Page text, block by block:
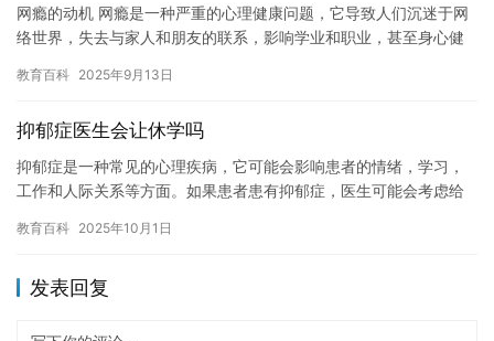
网瘾的动机 网瘾是一种严重的心理健康问题，它导致人们沉迷于网
络世界，失去与家人和朋友的联系，影响学业和职业，甚至身心健
动和…
教育百科 2025年9月13日
抑郁症医生会让休学吗
抑郁症是一种常见的心理疾病，它可能会影响患者的情绪，学习，
工作和人际关系等方面。如果患者患有抑郁症，医生可能会考虑给
要的…
教育百科 2025年10月1日
发表回复